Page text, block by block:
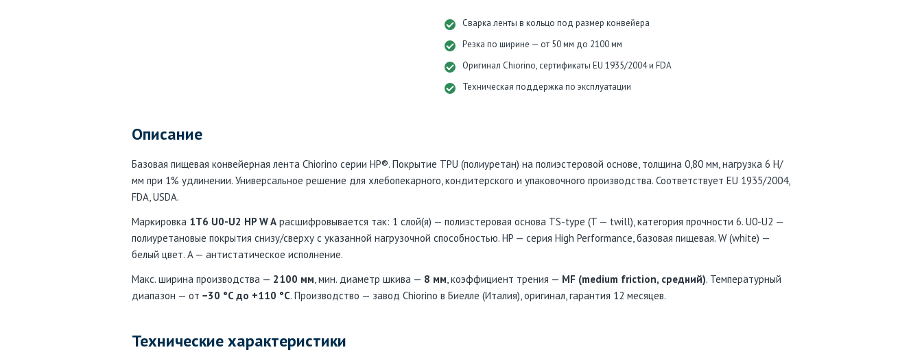
Сварка ленты в кольцо под размер конвейера
Резка по ширине — от 50 мм до 2100 мм
Оригинал Chiorino, сертификаты EU 1935/2004 и FDA
Техническая поддержка по эксплуатации
Описание
Базовая пищевая конвейерная лента Chiorino серии HP®. Покрытие TPU (полиуретан) на полиэстеровой основе, толщина 0,80 мм, нагрузка 6 Н/
мм при 1% удлинении. Универсальное решение для хлебопекарного, кондитерского и упаковочного производства. Соответствует EU 1935/2004,
FDA, USDA.
Маркировка 1T6 U0-U2 HP W A расшифровывается так: 1 слой(я) — полиэстеровая основа TS-type (T — twill), категория прочности 6. U0-U2 —
полиуретановые покрытия снизу/сверху с указанной нагрузочной способностью. HP — серия High Performance, базовая пищевая. W (white) —
белый цвет. A — антистатическое исполнение.
Макс. ширина производства — 2100 мм, мин. диаметр шкива — 8 мм, коэффициент трения — MF (medium friction, средний). Температурный
диапазон — от −30 °C до +110 °C. Производство — завод Chiorino в Биелле (Италия), оригинал, гарантия 12 месяцев.
Технические характеристики